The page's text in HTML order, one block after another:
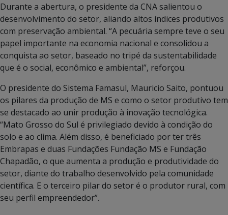
Durante a abertura, o presidente da CNA salientou o
desenvolvimento do setor, aliando altos índices produtivos
com preservação ambiental. “A pecuária sempre teve o seu
papel importante na economia nacional e consolidou a
conquista ao setor, baseado no tripé da sustentabilidade
que é o social, econômico e ambiental”, reforçou.
O presidente do Sistema Famasul, Mauricio Saito, pontuou
os pilares da produção de MS e como o setor produtivo tem
se destacado ao unir produção à inovação tecnológica.
“Mato Grosso do Sul é privilegiado devido à condição do
solo e ao clima. Além disso, é beneficiado por ter três
Embrapas e duas Fundações Fundação MS e Fundação
Chapadão, o que aumenta a produção e produtividade do
setor, diante do trabalho desenvolvido pela comunidade
científica. E o terceiro pilar do setor é o produtor rural, com
seu perfil empreendedor”.